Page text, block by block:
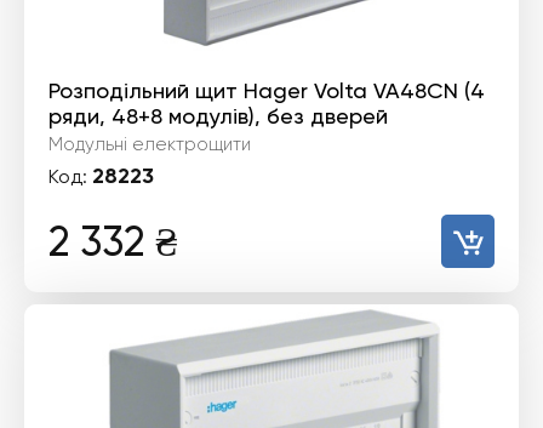
Розподільний щит Hager Volta VA48CN (4
ряди, 48+8 модулів), без дверей
Модульні електрощити
Код: 28223
2 332 ₴